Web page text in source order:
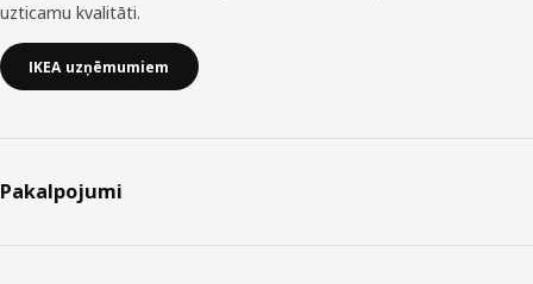
uzticamu kvalitāti.
IKEA uzņēmumiem
Pakalpojumi